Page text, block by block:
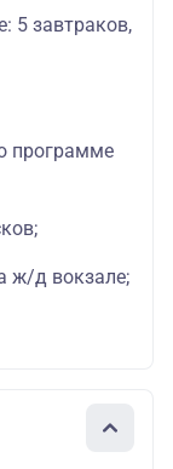
5 завтраков,
программе
ж/д вокзале;